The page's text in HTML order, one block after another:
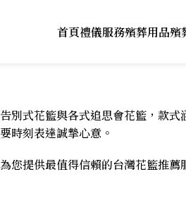
首頁禮儀服務殯葬用品殯
別式花籃與各式追思會花籃，款
時刻表達誠摯心意。
您提供最值得信賴的台灣花籃推薦